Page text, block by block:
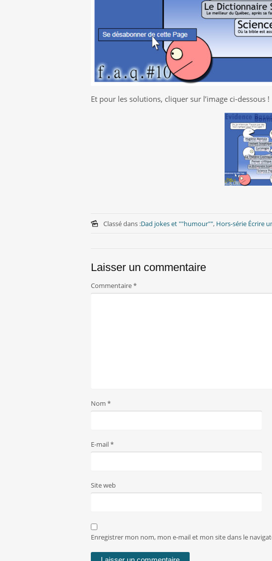
Et pour les solutions, cliquer sur l’image ci-dessous !
Classé dans :Dad jokes et ""humour"", Hors-série Écrire
Laisser un commentaire
Commentaire*
Nom *
E-mail*
Site web
Enregistrer mon nom, mon e-mail et mon site dans le